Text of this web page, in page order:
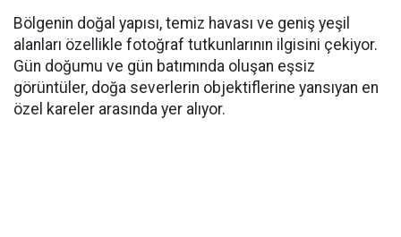
Bölgenin doğal yapısı, temiz havası ve geniş yeşil
alanları özellikle fotoğraf tutkunlarının ilgisini çekiyor.
Gün doğumu ve gün batımında oluşan eşsiz
görüntüler, doğa severlerin objektiflerine yansıyan en
özel kareler arasında yer alıyor.